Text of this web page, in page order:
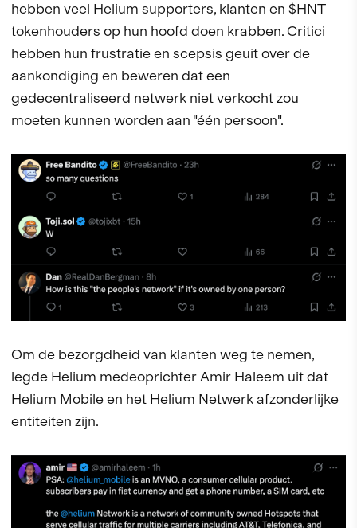
hebben veel Helium supporters, klanten en $HNT
tokenhouders op hun hoofd doen krabben. Critici
hebben hun frustratie en scepsis geuit over de
aankondiging en beweren dat een
gedecentraliseerd netwerk niet verkocht zou
moeten kunnen worden aan "één persoon".
Om de bezorgdheid van klanten weg te nemen,
legde Helium medeoprichter Amir Haleem uit dat
Helium Mobile en het Helium Netwerk afzonderlijke
entiteiten zijn.